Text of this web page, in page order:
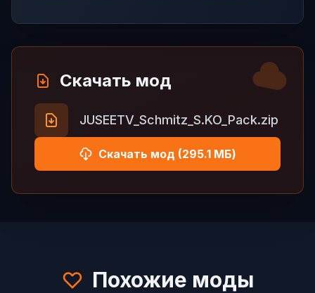
Скачать мод
JUSEETV_Schmitz_S.KO_Pack.zip
Скачать мод (295.1 МБ)
Похожие моды